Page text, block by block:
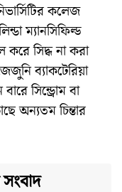
কলেজ
ম্যানসিফিল্ড
সিদ্ধ না করা
ব্যাকটেরিয়া
সিন্ড্রোম বা
অন্যতম চিন্তার